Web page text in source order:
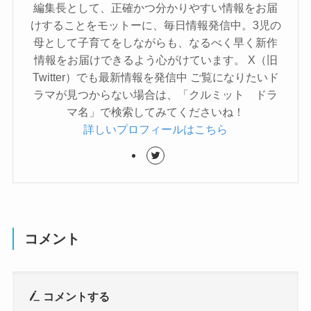
編集長として、正確かつ分かりやすい情報をお届
けすることをモットーに、毎日情報発信中。3児の
母として子育てをしながらも、なるべく早く新作
情報をお届けできるよう心がけています。 X（旧
Twitter）でも最新情報を発信中 ご覧になりたいド
ラマが見つからない場合は、「クルミット ドラ
マ名」で検索してみてくださいね！
詳しいプロフィールはこちら
コメント
コメントする